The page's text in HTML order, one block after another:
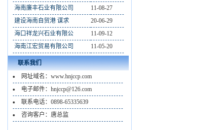
海南廉丰石业有限公司
11-08-27
建设海南自贸港 谋求
20-06-29
海口祥龙兴石业有限公
11-09-12
海南江宏贸易有限公司
11-05-20
联系我们
网址域名：www.hnjccp.com
电子邮件：hnjccp@126.com
联系电话：0898-65335639
咨询客户：唐总监